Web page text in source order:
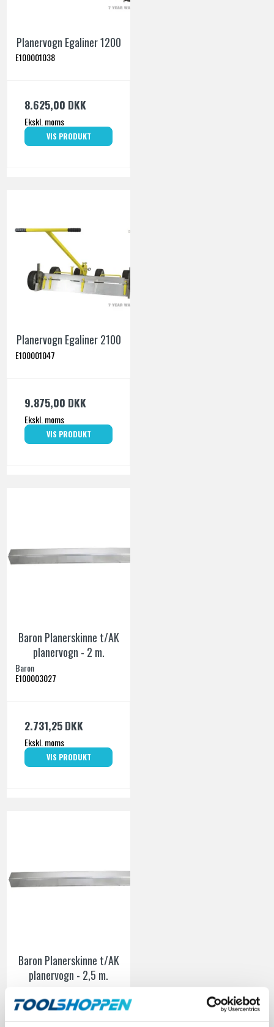
Planervogn Egaliner 1200
E100001038
8.625,00 DKK
Ekskl. moms
VIS PRODUKT
Planervogn Egaliner 2100
E100001047
9.875,00 DKK
Ekskl. moms
VIS PRODUKT
Baron Planerskinne t/AK
planervogn - 2 m.
Baron
E100003027
2.731,25 DKK
Ekskl. moms
VIS PRODUKT
Baron Planerskinne t/AK
planervogn - 2,5 m.
E100003028